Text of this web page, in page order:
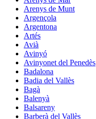
Arenys de Munt
Argençola
Argentona
Artés
Avià
Avinyó
Avinyonet del Penedès
Badalona
Badia del Vallès
Bagà
Balenyà
Balsareny
Barberà del Vallès